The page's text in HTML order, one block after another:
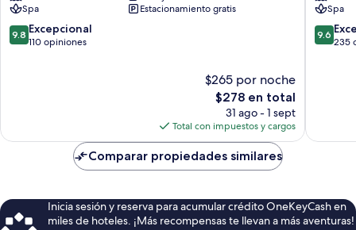
Fresca
Tibau
do
Spa
Estacionamiento gratis
9.8
de
9.8 Excepcional
110 opiniones
$265 por noche
El
precio
actual
es
de
$278
$278 en total
31 ago - 1 sept
Total con impuestos y cargos
Ma
Plage
Hotel
Spa
9.6
de
9.6
235
Comparar propiedades similares
Inicia sesión y reserva para acumular crédito OneKeyCash en
miles de hoteles. ¡Más recompensas te llevan a más aventuras!